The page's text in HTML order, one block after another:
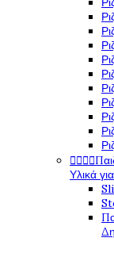
   
Υλικά